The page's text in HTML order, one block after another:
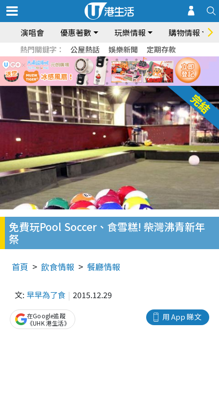
演唱會 優惠著數 玩樂情報 購物情報
熱門關鍵字： 公屋熱話 娛樂新聞 定期存款
免費玩Pool Soccer、食雪糕! 柴灣沸青新年
祭
首頁 飲食情報 餐廳情報
文: 早早為了食 2015.12.29
用 App 睇文
在Google追蹤
《UHK 港生活》